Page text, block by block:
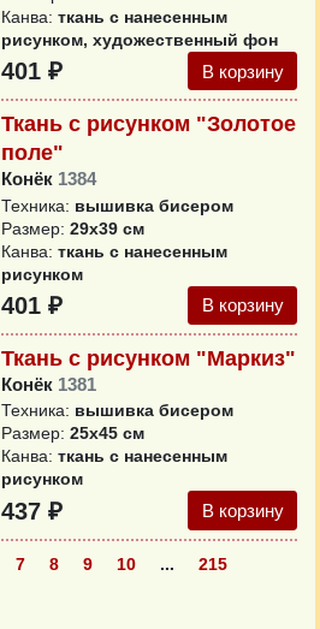
Канва: ткань с нанесенным
рисунком, художественный фон
401 ₽ В корзину
Ткань с рисунком "Золотое
поле"
Конёк 1384
Техника: вышивка бисером
Размер: 29х39 см
Канва: ткань с нанесенным
рисунком
401 ₽ В корзину
Ткань с рисунком "Маркиз"
Конёк 1381
Техника: вышивка бисером
Размер: 25х45 см
Канва: ткань с нанесенным
рисунком
437 ₽ В корзину
7 8 9 10 ...
215